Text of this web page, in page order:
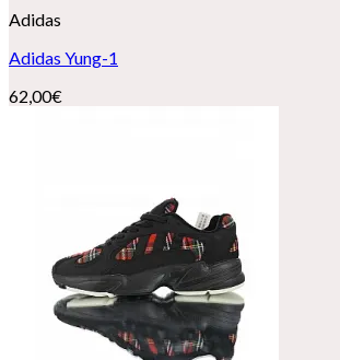
Adidas
Adidas Yung-1
62,00€